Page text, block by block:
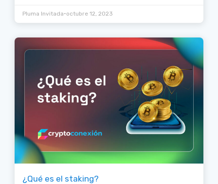
Pluma Invitada•octubre 12, 2023
¿Qué es el staking?